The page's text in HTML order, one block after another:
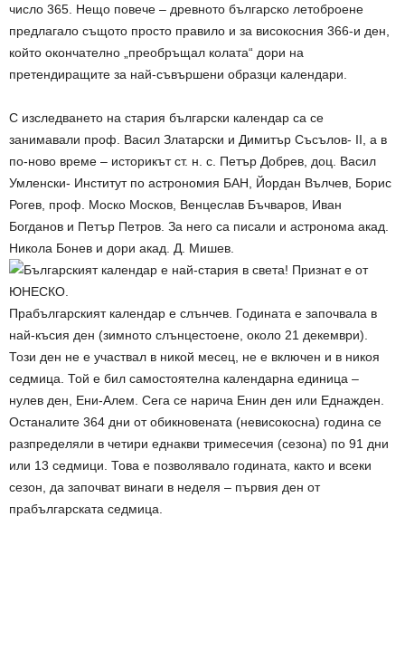
число 365. Нещо повече – древното българско летоброене
предлагало същото просто правило и за високосния 366-и ден,
който окончателно „преобръщал колата“ дори на
претендиращите за най-съвършени образци календари.
С изследването на стария български календар са се
занимавали проф. Васил Златарски и Димитър Съсълов- II, а в
по-ново време – историкът ст. н. с. Петър Добрев, доц. Васил
Умленски- Институт по астрономия БАН, Йордан Вълчев, Борис
Рогев, проф. Моско Москов, Венцеслав Бъчваров, Иван
Богданов и Петър Петров. За него са писали и астронома акад.
Никола Бонев и дори акад. Д. Мишев.
Прабългарският календар е слънчев. Годината е започвала в
най-късия ден (зимното слънцестоене, около 21 декември).
Този ден не е участвал в никой месец, не е включен и в никоя
седмица. Той е бил самостоятелна календарна единица –
нулев ден, Ени-Алем. Сега се нарича Енин ден или Eднажден.
Останалите 364 дни от обикновената (невисокосна) година се
разпределяли в четири еднакви тримесечия (сезона) по 91 дни
или 13 седмици. Това е позволявало годината, както и всеки
сезон, да започват винаги в неделя – първия ден от
прабългарската седмица.